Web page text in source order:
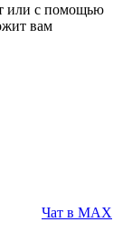
или с помощью
вам
Чат в MAX